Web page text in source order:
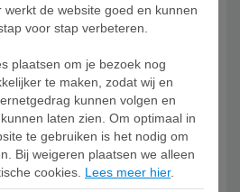
de website goed en kunnen
voor stap verbeteren.
plaatsen om je bezoek nog
te maken, zodat wij en
kunnen volgen en
laten zien. Om optimaal in
te gebruiken is het nodig om
Bij weigeren plaatsen we alleen
cookies. Lees meer hier.